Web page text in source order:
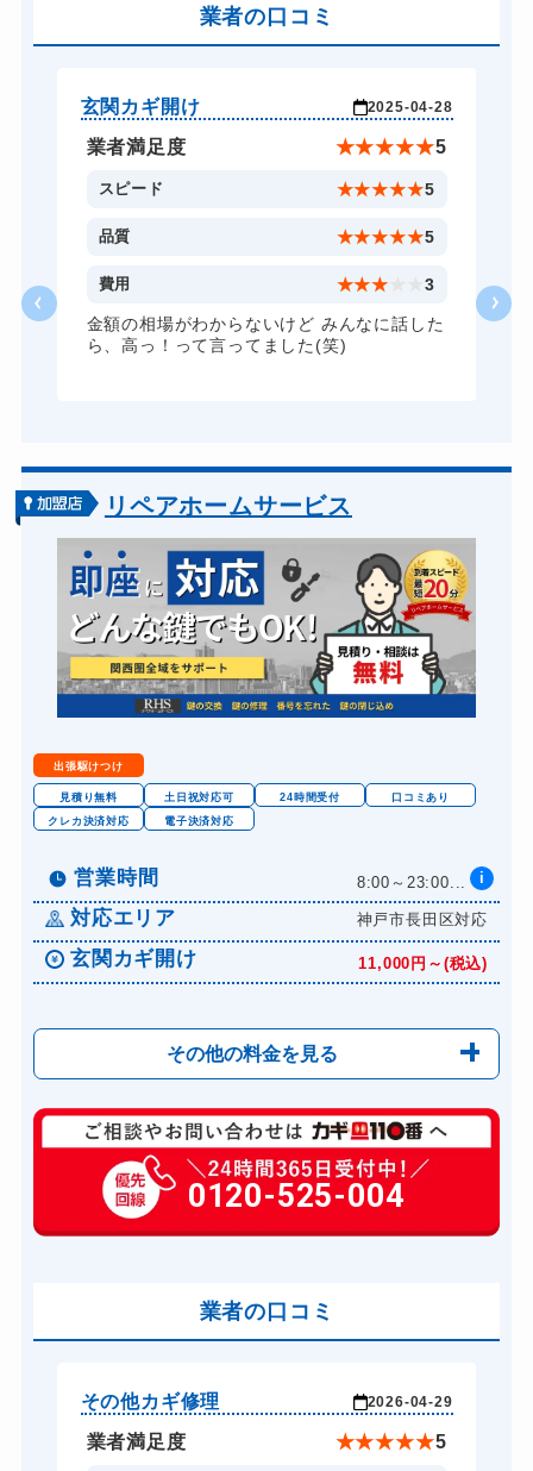
バイクカギ開け
スーツケースカギ開け 8,800円～(税込)
金庫カギ開け 14,300円～(税込)
金庫カギ修理 11,000円～(税込)
ロッカーカギ開け 8,800円～(税込)
10,780円～(税込)
8,800円～(税込)
ドアノブカギ交換
業者の口コミ
玄関カギ開け 2025-04-28
業者満足度 ★★★★★5
スピード ★★★★★5
品質 ★★★★★5
費用 ★★★ 3
金額の相場がわからないけど みんなに話した
ら、高っ！って言ってました(笑)
リペアホームサービス
出張駆けつけ
見積り無料 土日祝対応可 24時間受付
口コミあり
クレカ決済対応
電子決済対応
営業時間 8:00～23:00... i
対応エリア 神戸市長田区対応
玄関カギ開け 11,000円～(税込)
その他の料金を見る
玄関カギ修理 6,600円～(税込)
玄関カギ交換 14,300円～(税込)
金庫カギ開け 14,300円～(税込)
0120-525-004
業者の口コミ
その他カギ修理 2026-04-29
業者満足度 ★★★★★5